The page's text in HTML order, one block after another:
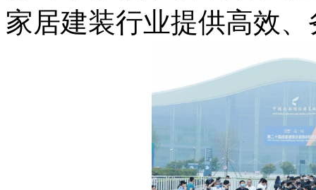
家居建装行业提供高效